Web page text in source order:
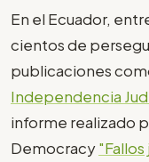
En el Ecuador,
cientos de
publicaciones
Independencia
informe realizado
Democracy